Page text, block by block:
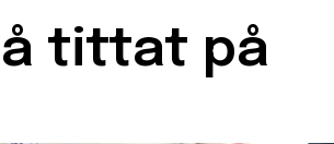
tittat på